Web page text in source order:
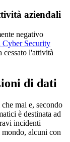
aziendali
negativo
Cyber Security
cessato l'attività
di dati
mai e, secondo
è destinata ad
incidenti
alcuni con